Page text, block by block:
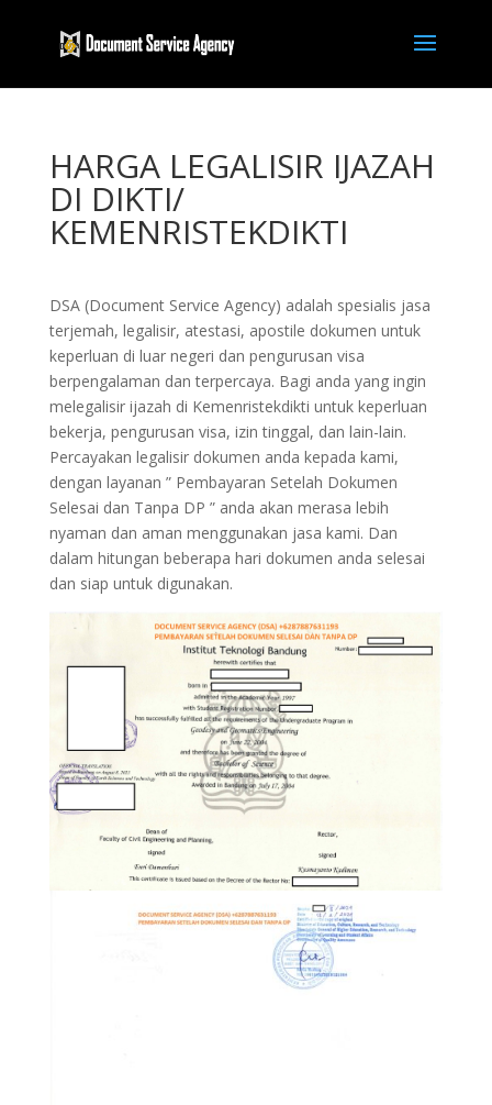
HARGA LEGALISIR IJAZAH
DI DIKTI/
KEMENRISTEKDIKTI
DSA (Document Service Agency) adalah spesialis jasa
terjemah, legalisir, atestasi, apostile dokumen untuk
keperluan di luar negeri dan pengurusan visa
berpengalaman dan terpercaya. Bagi anda yang ingin
melegalisir ijazah di Kemenristekdikti untuk keperluan
bekerja, pengurusan visa, izin tinggal, dan lain-lain.
Percayakan legalisir dokumen anda kepada kami,
dengan layanan ” Pembayaran Setelah Dokumen
Selesai dan Tanpa DP ” anda akan merasa lebih
nyaman dan aman menggunakan jasa kami. Dan
dalam hitungan beberapa hari dokumen anda selesai
dan siap untuk digunakan.